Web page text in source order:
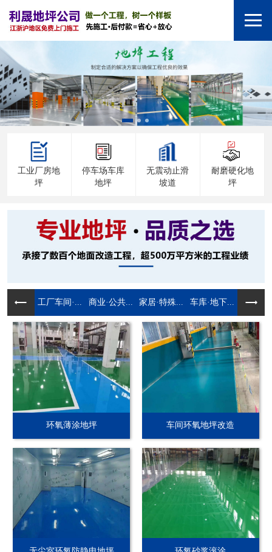
工业厂房地
坪
停车场车库
地坪
无震动止滑
坡道
耐磨硬化地
坪
工厂车间·... 商业·公共... 家居·特殊... 车库·地下...
环氧薄涂地坪 车间环氧地坪改造